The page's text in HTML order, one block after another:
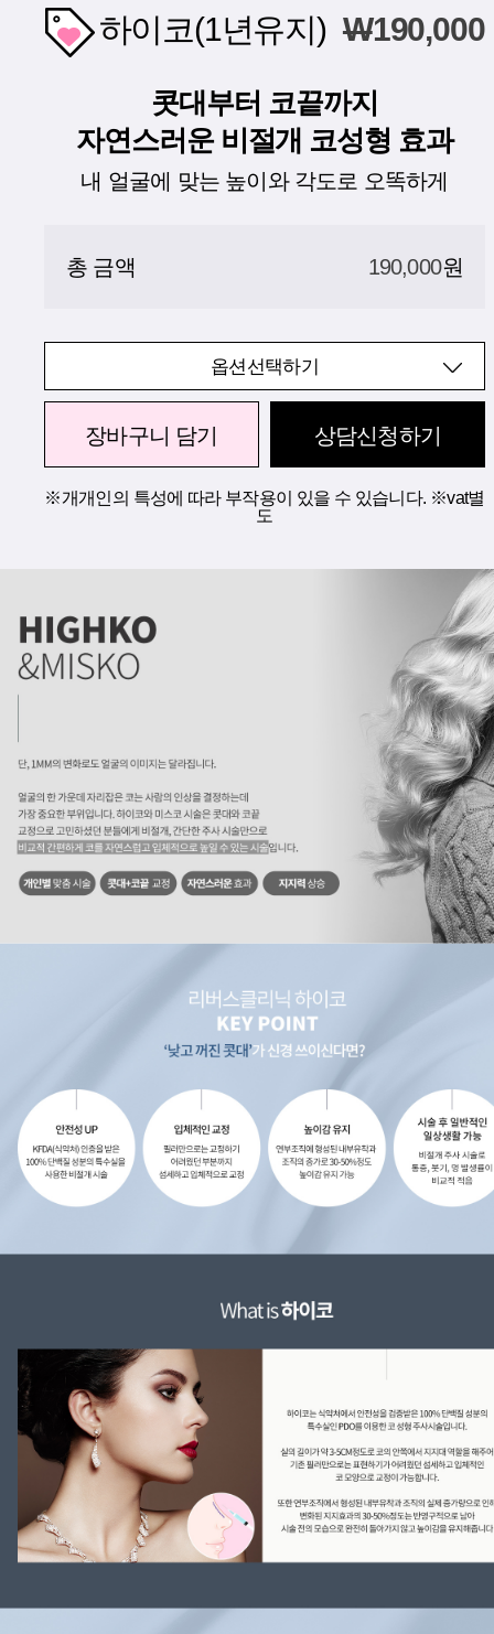
하이코(1년유지) W190,000
콧대부터 코끝까지
자연스러운 비절개 코성형 효과
내 얼굴에 맞는 높이와 각도로 오똑하게
총 금액 190,000원
옵션선택하기
장바구니 담기 상담신청하기
※개개인의 특성에 따라 부작용이 있을 수 있습니다. ※vat별
도